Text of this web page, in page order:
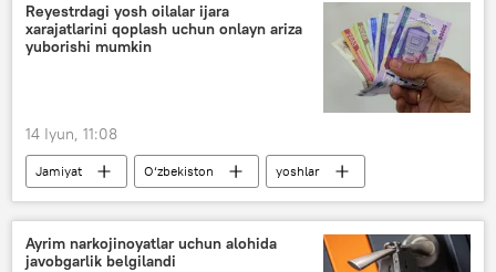
Reyestrdagi yosh oilalar ijara
xarajatlarini qoplash uchun onlayn ariza
yuborishi mumkin
14 Iyun, 11:08
Jamiyat O‘zbekiston yoshlar
Ayrim narkojinoyatlar uchun alohida
javobgarlik belgilandi